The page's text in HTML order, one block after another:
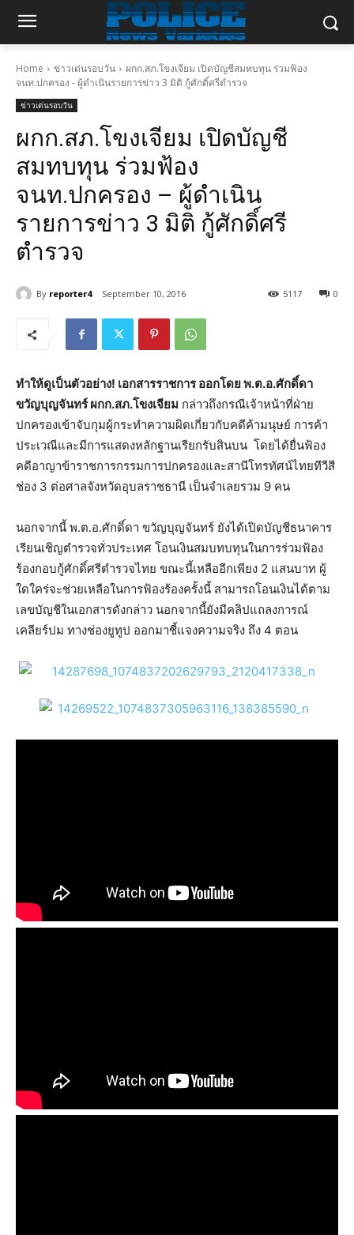
Home ข่าวเด่นรอบวัน
ผกก.สภ.โขงเจียม เปิดบัญชีสมทบทุน ร่วมฟ้อง
จนท.ปกครอง - ผู้ดำเนินรายการข่าว 3 มิติ กู้ศักดิ์ศรีตำรวจ
ข่าวเด่นรอบวัน
ผกก.สภ.โขงเจียม เปิดบัญชี
สมทบทุน ร่วมฟ้อง
จนท.ปกครอง – ผู้ดำเนิน
รายการข่าว 3 มิติ กู้ศักดิ์ศรี
ตำรวจ
By reporter4 September 10, 2016 0
5117
ทำให้ดูเป็นตัวอย่าง! เอกสารราชการ ออกโดย พ.ต.อ.ศักดิ์ดา
ขวัญบุญจันทร์ ผกก.สภ.โขงเจียม กล่าวถึงกรณีเจ้าหน้าที่ฝ่าย
ปกครองเข้าจับกุมผู้กระทำความผิดเกี่ยวกับคดีค้ามนุษย์ การค้า
ประเวณีและมีการแสดงหลักฐานเรียกรับสินบน โดยได้ยื่นฟ้อง
คดีอาญาข้าราชการกรรมการปกครองและสานีโทรทัศน์ไทยทีวีสี
ช่อง 3 ต่อศาลจังหวัดอุบลราชธานี เป็นจำเลยรวม 9 คน
นอกจากนี้ พ.ต.อ.ศักดิ์ดา ขวัญบุญจันทร์ ยังได้เปิดบัญชีธนาคาร
เรียนเชิญตำรวจทั่วประเทศ โอนเงินสมบทบทุนในการร่วมฟ้อง
ร้องกอบกู้ศักดิ์ศรีตำรวจไทย ขณะนี้เหลืออีกเพียง 2 แสนบาท ผู้
ใดใคร่จะช่วยเหลือในการฟ้องร้องครั้งนี้ สามารถโอนเงินได้ตาม
เลขบัญชีในเอกสารดังกล่าว นอกจากนี้ยังมีคลิปแถลงการณ์
เคลียร์ปม ทางช่องยูทูป ออกมาชี้แจงความจริง ถึง 4 ตอน